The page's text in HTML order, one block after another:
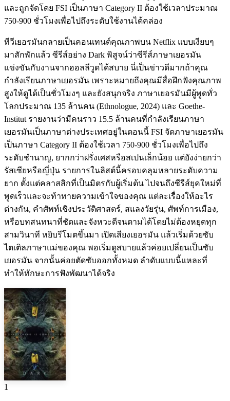
และถูกจัดโดย FSI เป็นภาษา Category II ต้องใช้เวลาประมาณ
750-900 ชั่วโมงเพื่อไปถึงระดับใช้งานได้คล่อง
ทีวีเยอรมันกลายเป็นคอนเทนต์คุณภาพบน Netflix แบบเงียบๆ
มาสักพักแล้ว ซีรีส์อย่าง Dark พิสูจน์ว่าซีรีส์ภาษาเยอรมัน
แข่งขันกับงานจากฮอลลีวูดได้สบาย นี่เป็นข่าวดีมากถ้าคุณ
กำลังเรียนภาษาเยอรมัน เพราะหมายถึงคุณมีสื่อฝึกฟังคุณภาพ
สูงให้ดูได้เป็นชั่วโมงๆ และยังสนุกจริง ภาษาเยอรมันมีผู้พูดทั่ว
โลกประมาณ 135 ล้านคน (Ethnologue, 2024) และ Goethe-
Institut รายงานว่ามีคนราว 15.5 ล้านคนที่กำลังเรียนภาษา
เยอรมันเป็นภาษาต่างประเทศอยู่ในตอนนี้ FSI จัดภาษาเยอรมัน
เป็นภาษา Category II ต้องใช้เวลา 750-900 ชั่วโมงเพื่อไปถึง
ระดับชำนาญ, ยากกว่าฝรั่งเศสหรือสเปนเล็กน้อย แต่ยังง่ายกว่า
รัสเซียหรือญี่ปุ่น รายการในลิสต์นี้ครอบคลุมหลายระดับความ
ยาก ตั้งแต่คลาสสิกที่เป็นมิตรกับผู้เริ่มต้น ไปจนถึงซีรีส์ยุคใหม่ที่
พูดเร็วและจะท้าทายความเข้าใจของคุณ แต่ละเรื่องให้อะไร
ต่างกัน, คำศัพท์เชิงประวัติศาสตร์, สแลงวัยรุ่น, ศัพท์การเมือง,
หรือบทสนทนาที่ชัดและจังหวะดีจนตามได้โดยไม่ต้องหยุดทุก
สามวินาที หยิบรีโมตขึ้นมา เปิดเสียงเยอรมัน แล้วเริ่มด้วยซับ
ไตเติลภาษาแม่ของคุณ พอเริ่มดูสบายแล้วค่อยเปลี่ยนเป็นซับ
เยอรมัน จากนั้นค่อยตัดซับออกทั้งหมด ลำดับแบบนี้แหละที่
ทำให้ทักษะการฟังพัฒนาได้จริง
1